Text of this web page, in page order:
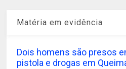
Matéria em evidência
Dois homens são presos
pistola e drogas em